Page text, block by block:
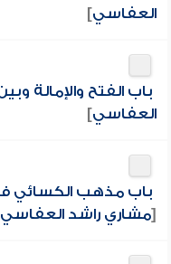
العفاسي]
باب الفتح والإمالة
العفاسي]
باب مذهب الكسائي
[مشاري راشد العفاسي